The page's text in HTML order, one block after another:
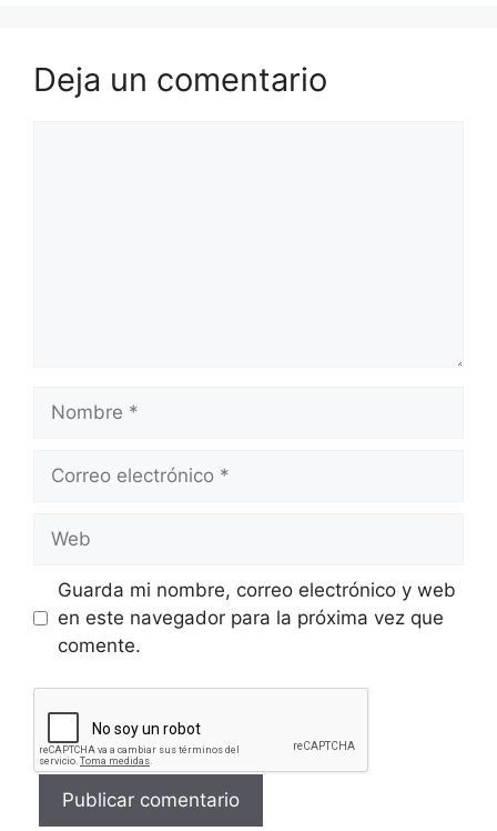
Deja un comentario
electrónico
Guarda mi nombre, correo electrónico y web
en este navegador para la próxima vez que
comente.